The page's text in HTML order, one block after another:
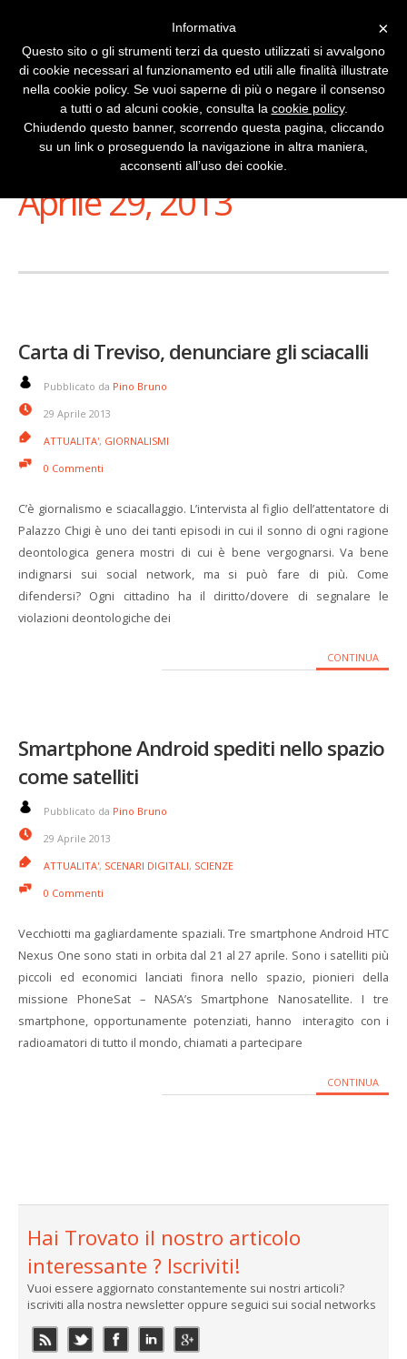
Stai Visualizzando
Aprile 29, 2013
Carta di Treviso, denunciare gli sciacalli
Pubblicato da Pino Bruno
29 Aprile 2013
ATTUALITA', GIORNALISMI
0 Commenti
C’è giornalismo e sciacallaggio. L’intervista al figlio dell’attentatore di
Palazzo Chigi è uno dei tanti episodi in cui il sonno di ogni ragione
deontologica genera mostri di cui è bene vergognarsi. Va bene
indignarsi sui social network, ma si può fare di più. Come
difendersi? Ogni cittadino ha il diritto/dovere di segnalare le
violazioni deontologiche dei
CONTINUA
Smartphone Android spediti nello spazio
come satelliti
Pubblicato da Pino Bruno
29 Aprile 2013
ATTUALITA', SCENARI DIGITALI, SCIENZE
0 Commenti
Vecchiotti ma gagliardamente spaziali. Tre smartphone Android HTC
Nexus One sono stati in orbita dal 21 al 27 aprile. Sono i satelliti più
piccoli ed economici lanciati finora nello spazio, pionieri della
missione PhoneSat – NASA’s Smartphone Nanosatellite. I tre
smartphone, opportunamente potenziati, hanno interagito con i
radioamatori di tutto il mondo, chiamati a partecipare
CONTINUA
Hai Trovato il nostro articolo
interessante ? Iscriviti!
Vuoi essere aggiornato constantemente sui nostri articoli?
iscriviti alla nostra newsletter oppure seguici sui social networks
×
Informativa
Questo sito o gli strumenti terzi da questo utilizzati si avvalgono
di cookie necessari al funzionamento ed utili alle finalità illustrate
nella cookie policy. Se vuoi saperne di più o negare il consenso
a tutti o ad alcuni cookie, consulta la cookie policy.
Chiudendo questo banner, scorrendo questa pagina, cliccando
su un link o proseguendo la navigazione in altra maniera,
acconsenti all’uso dei cookie.